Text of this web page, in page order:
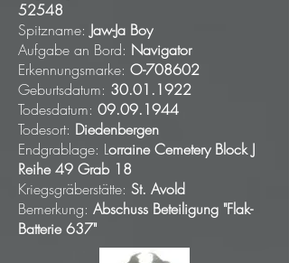
52548
Spitzname: Jaw-Ja Boy
Aufgabe an Bord: Navigator
Erkennungsmarke: O-708602
Geburtsdatum: 30.01.1922
Todesdatum: 09.09.1944
Todesort: Diedenbergen
Endgrablage: Lorraine Cemetery Block J
Reihe 49 Grab 18
Kriegsgräberstätte: St. Avold
Bemerkung: Abschuss Beteiligung "Flak-
Batterie 637"